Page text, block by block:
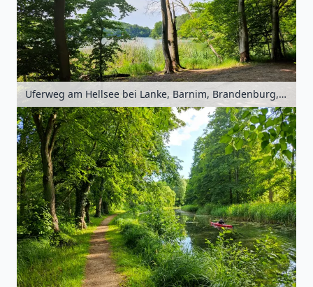
Uferweg am Hellsee bei Lanke, Barnim, Brandenburg, Deutschland